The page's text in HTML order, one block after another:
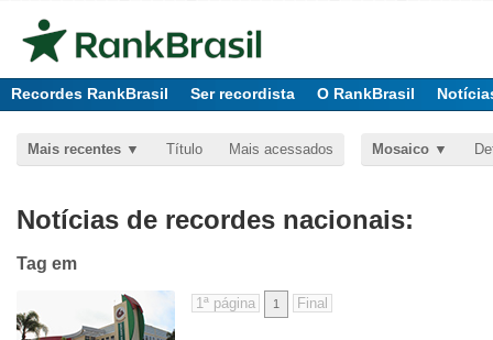
Recordes RankBrasil Ser recordista O RankBrasil
Mais recentes Título Mais acessados Mosaico
Notícias de recordes nacionais:
Tag em
1